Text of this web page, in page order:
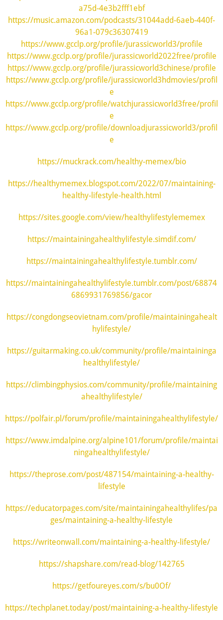
a75d-4e3b2fff1ebf
https://music.amazon.com/podcasts/31044add-6aeb-440f-
96a1-079c36307419
https://www.gcclp.org/profile/jurassicworld3/profile
https://www.gcclp.org/profile/jurassicworld2022free/profile
https://www.gcclp.org/profile/jurassicworld3chinese/profile
https://www.gcclp.org/profile/jurassicworld3hdmovies/profil
e
https://www.gcclp.org/profile/watchjurassicworld3free/profil
e
https://www.gcclp.org/profile/downloadjurassicworld3/profil
e
https://muckrack.com/healthy-memex/bio
https://healthymemex.blogspot.com/2022/07/maintaining-
healthy-lifestyle-health.html
https://sites.google.com/view/healthylifestylememex
https://maintainingahealthylifestyle.simdif.com/
https://maintainingahealthylifestyle.tumblr.com/
https://maintainingahealthylifestyle.tumblr.com/post/68874
6869931769856/gacor
https://congdongseovietnam.com/profile/maintainingahealt
hylifestyle/
https://guitarmaking.co.uk/community/profile/maintaininga
healthylifestyle/
https://climbingphysios.com/community/profile/maintaining
ahealthylifestyle/
https://polfair.pl/forum/profile/maintainingahealthylifestyle/
https://www.imdalpine.org/alpine101/forum/profile/maintai
ningahealthylifestyle/
https://theprose.com/post/487154/maintaining-a-healthy-
lifestyle
https://educatorpages.com/site/maintainingahealthylifes/pa
ges/maintaining-a-healthy-lifestyle
https://writeonwall.com/maintaining-a-healthy-lifestyle/
https://shapshare.com/read-blog/142765
https://getfoureyes.com/s/bu0Of/
https://techplanet.today/post/maintaining-a-healthy-lifestyle